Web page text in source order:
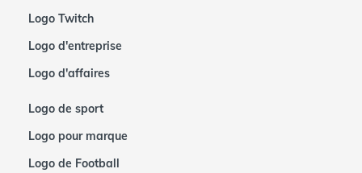
Logo Twitch
Logo d'entreprise
Logo d'affaires
Logo de sport
Logo pour marque
Logo de Football